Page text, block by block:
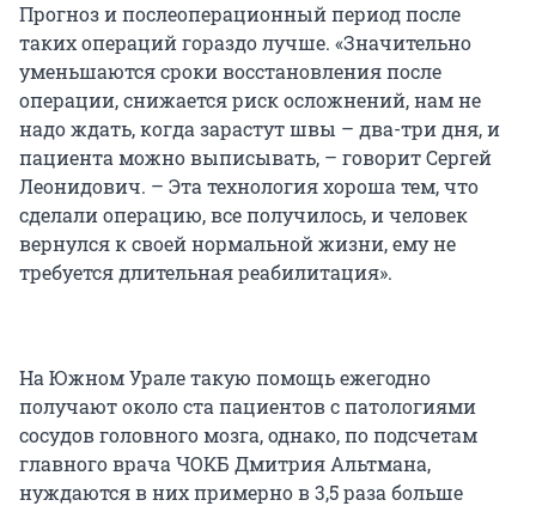
Прогноз и послеоперационный период после
таких операций гораздо лучше. «Значительно
уменьшаются сроки восстановления после
операции, снижается риск осложнений, нам не
надо ждать, когда зарастут швы – два-три дня, и
пациента можно выписывать, – говорит Сергей
Леонидович. – Эта технология хороша тем, что
сделали операцию, все получилось, и человек
вернулся к своей нормальной жизни, ему не
требуется длительная реабилитация».
На Южном Урале такую помощь ежегодно
получают около ста пациентов с патологиями
сосудов головного мозга, однако, по подсчетам
главного врача ЧОКБ Дмитрия Альтмана,
нуждаются в них примерно в 3,5 раза больше